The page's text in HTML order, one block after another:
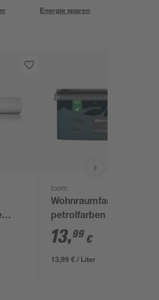
Energie sparen
x
toom
Wohnraumfarbe
petrolfarben matt 1 l
13,99 €
13,99 € / Liter